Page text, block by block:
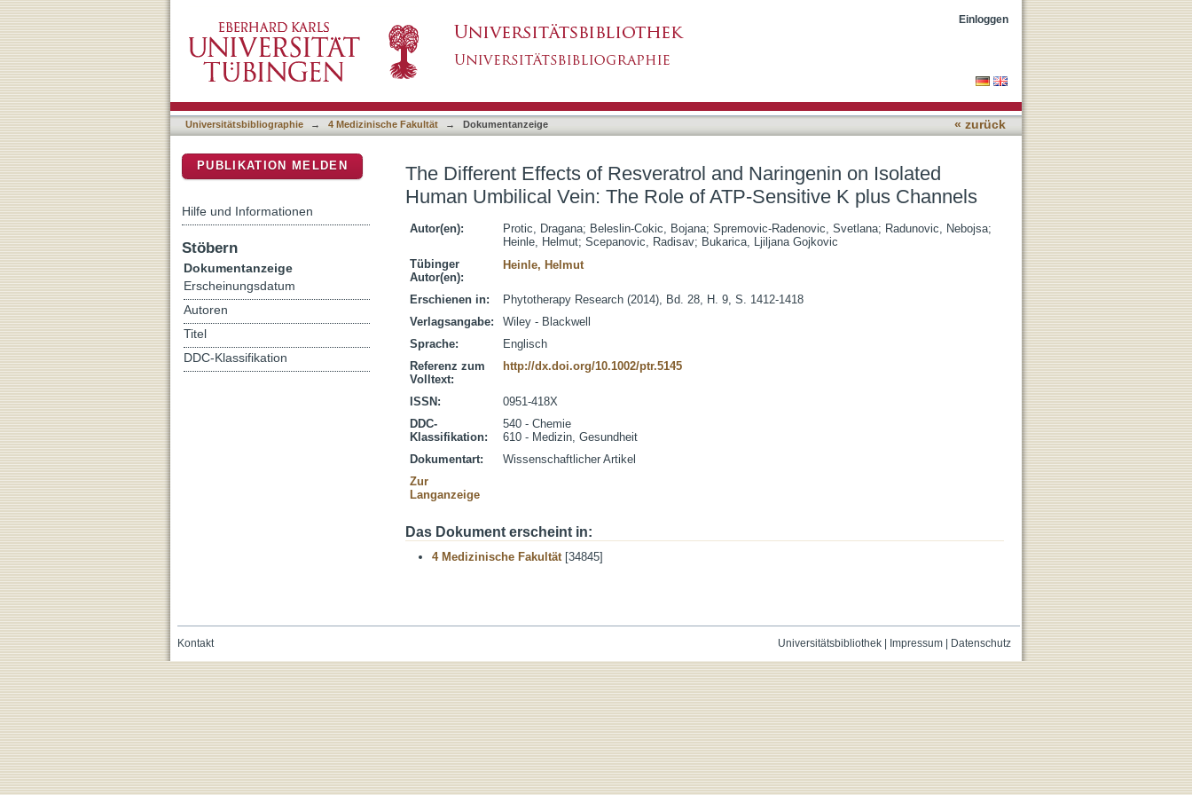
The Different Effects of Resveratrol and Naringenin on Isolated Human Umbilical Vein: The Role of
ATP-Sensitive K plus Channels
Einloggen
Universitätsbibliographie → 4 Medizinische Fakultät → Dokumentanzeige « zurück
The Different Effects of Resveratrol and Naringenin on Isolated
Human Umbilical Vein: The Role of ATP-Sensitive K plus Channels
Autor(en): Protic, Dragana; Beleslin-Cokic, Bojana; Spremovic-Radenovic, Svetlana; Radunovic, Nebojsa;
Heinle, Helmut; Scepanovic, Radisav; Bukarica, Ljiljana Gojkovic
Tübinger
Autor(en):
Heinle, Helmut
Erschienen in:
Phytotherapy Research (2014), Bd. 28, H. 9, S. 1412-1418
Verlagsangabe:
Wiley - Blackwell
Sprache:
Englisch
Referenz zum
Volltext:
http://dx.doi.org/10.1002/ptr.5145
ISSN:
0951-418X
DDC-
Klassifikation:
540 - Chemie
610 - Medizin, Gesundheit
Dokumentart:
Wissenschaftlicher Artikel
Zur
Langanzeige
Das Dokument erscheint in:
4 Medizinische Fakultät[34845]
PUBLIKATION MELDEN
Hilfe und Informationen
Stöbern
Dokumentanzeige
Erscheinungsdatum
Autoren
Titel
DDC-Klassifikation
Universitätsbibliothek| Impressum| Datenschutz
Kontakt